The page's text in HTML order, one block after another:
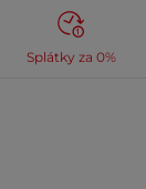
Splátky za 0%